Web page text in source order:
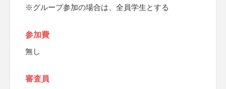
※グループ参加の場合は、全員学生とする
参加費
無し
審査員